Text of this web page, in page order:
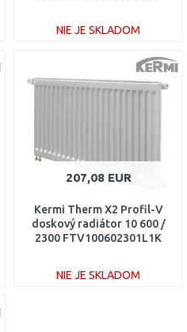
NIE JE SKLADOM
DO KOŠÍKA
Porovnať
207,08 EUR
Kermi Therm X2 Profil-V
doskový radiátor 10 600 /
2300 FTV100602301L1K
NIE JE SKLADOM